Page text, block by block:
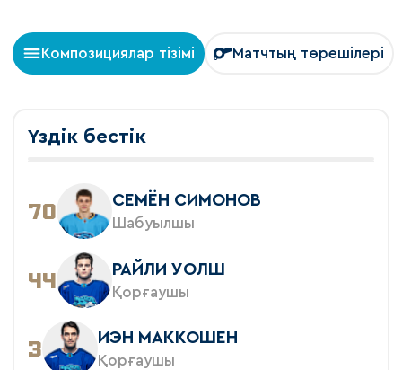
Композициялар тізімі Матчтың төрешілері
Үздік бестік
70 СЕМЁН СИМОНОВ
Шабуылшы
44 РАЙЛИ УОЛШ
Қорғаушы
3 ИЭН МАККОШЕН
Қорғаушы